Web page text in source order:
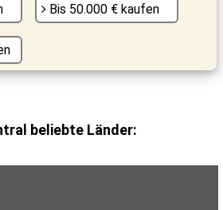
Bis 50.000 € kaufen
beliebte Länder: